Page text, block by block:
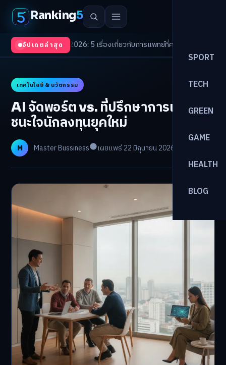
Ranking5
SPORT
TECH
GREEN
GAME
HEALTH
BLOG
อัปเดตล่าสุด
2026: 5 เรื่องเกี่ยวกับการแพทย์ที่ควรรู้/ดอกเบี้ยขาขึ้นรอบใหม่! จัด
เทคโนโลยี & นวัตกรรม
AI จัดพอร์ต vs. ที่ปรึกษาการเงิน ใคร
ชนะใจนักลงทุนยุคใหม่
M Master Bussiness เผยแพร่ 22 มิถุนายน 2026